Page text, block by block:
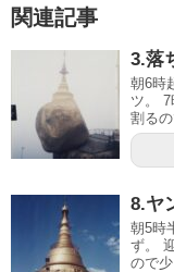
関連記事
3.落
朝6時
ツ。
割る
8.ヤ
朝5時
ず。
ので